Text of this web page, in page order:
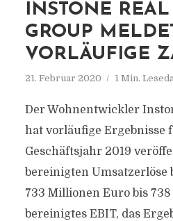
INSTONE REAL
GROUP
VORLÄUFIGE
21. Februar 2020 1 Min.
Der Wohnentwickler
hat vorläufige Ergebnisse
Geschäftsjahr 2019
bereinigten Umsatzerlöse
733 Millionen Euro bis
bereinigtes EBIT, das